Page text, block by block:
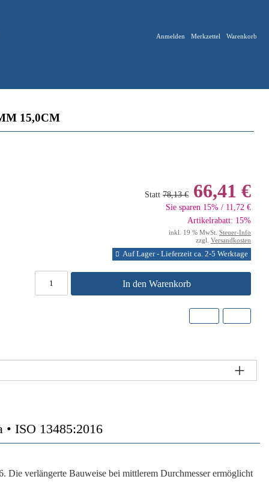
Anmelden Merkzettel Warenkorb
15,0CM
Statt 78,13 € 66,41 €
Sie sparen 15% / 11,72 €
Artikelrabatt: 15%
inkl. 19 % MwSt. Steuer-Info
zzgl. Versandkosten
Auf Lager - Lieferzeit ca. 2-5 Werktage
In den Warenkorb
ISO 13485:2016
verlängerte Bauweise bei mittlerem Durchmesser ermöglicht